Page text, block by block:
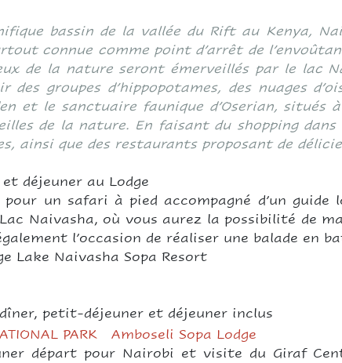
bassin de la vallée du Rift au Kenya,
connue comme point d’arrêt de
de la nature seront émerveillés par le lac
des groupes d’hippopotames, des nuages
et le sanctuaire faunique d’Oserian,
de la nature. En faisant du shopping
ainsi que des restaurants proposant de
déjeuner au Lodge
pour un safari à pied accompagné d’un
Naivasha, où vous aurez la possibilité de
l’occasion de réaliser une balade en
Lake Naivasha Sopa Resort
petit-déjeuner et déjeuner inclus
PARK
Amboseli Sopa Lodge
départ pour Nairobi et visite du Giraf